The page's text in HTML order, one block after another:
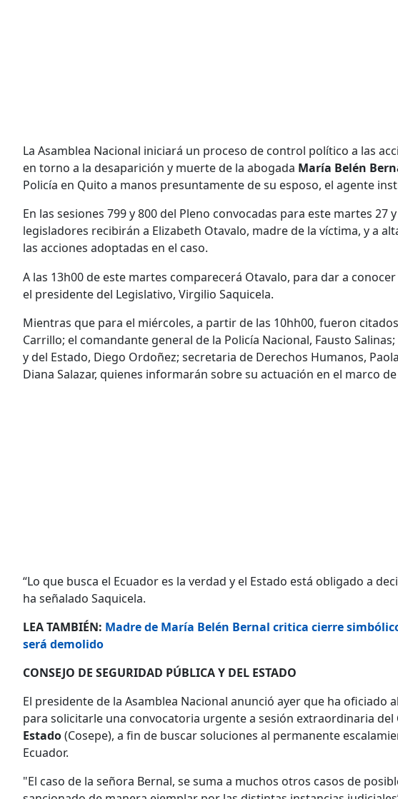
La Asamblea Nacional iniciará un proceso de control político a las
en torno a la desaparición y muerte de la abogada María Belén
Policía en Quito a manos presuntamente de su esposo, el agente
En las sesiones 799 y 800 del Pleno convocadas para este martes 27
legisladores recibirán a Elizabeth Otavalo, madre de la víctima, y a
las acciones adoptadas en el caso.
A las 13h00 de este martes comparecerá Otavalo, para dar a
el presidente del Legislativo, Virgilio Saquicela.
Mientras que para el miércoles, a partir de las 10hh00, fueron
Carrillo; el comandante general de la Policía Nacional, Fausto
y del Estado, Diego Ordoñez; secretaria de Derechos Humanos,
Diana Salazar, quienes informarán sobre su actuación en el marco
“Lo que busca el Ecuador es la verdad y el Estado está obligado a
ha señalado Saquicela.
LEA TAMBIÉN: Madre de María Belén Bernal critica cierre
será demolido
CONSEJO DE SEGURIDAD PÚBLICA Y DEL ESTADO
El presidente de la Asamblea Nacional anunció ayer que ha oficiado
para solicitarle una convocatoria urgente a sesión extraordinaria del
Estado(Cosepe), a fin de buscar soluciones al permanente
Ecuador.
"El caso de la señora Bernal, se suma a muchos otros casos de